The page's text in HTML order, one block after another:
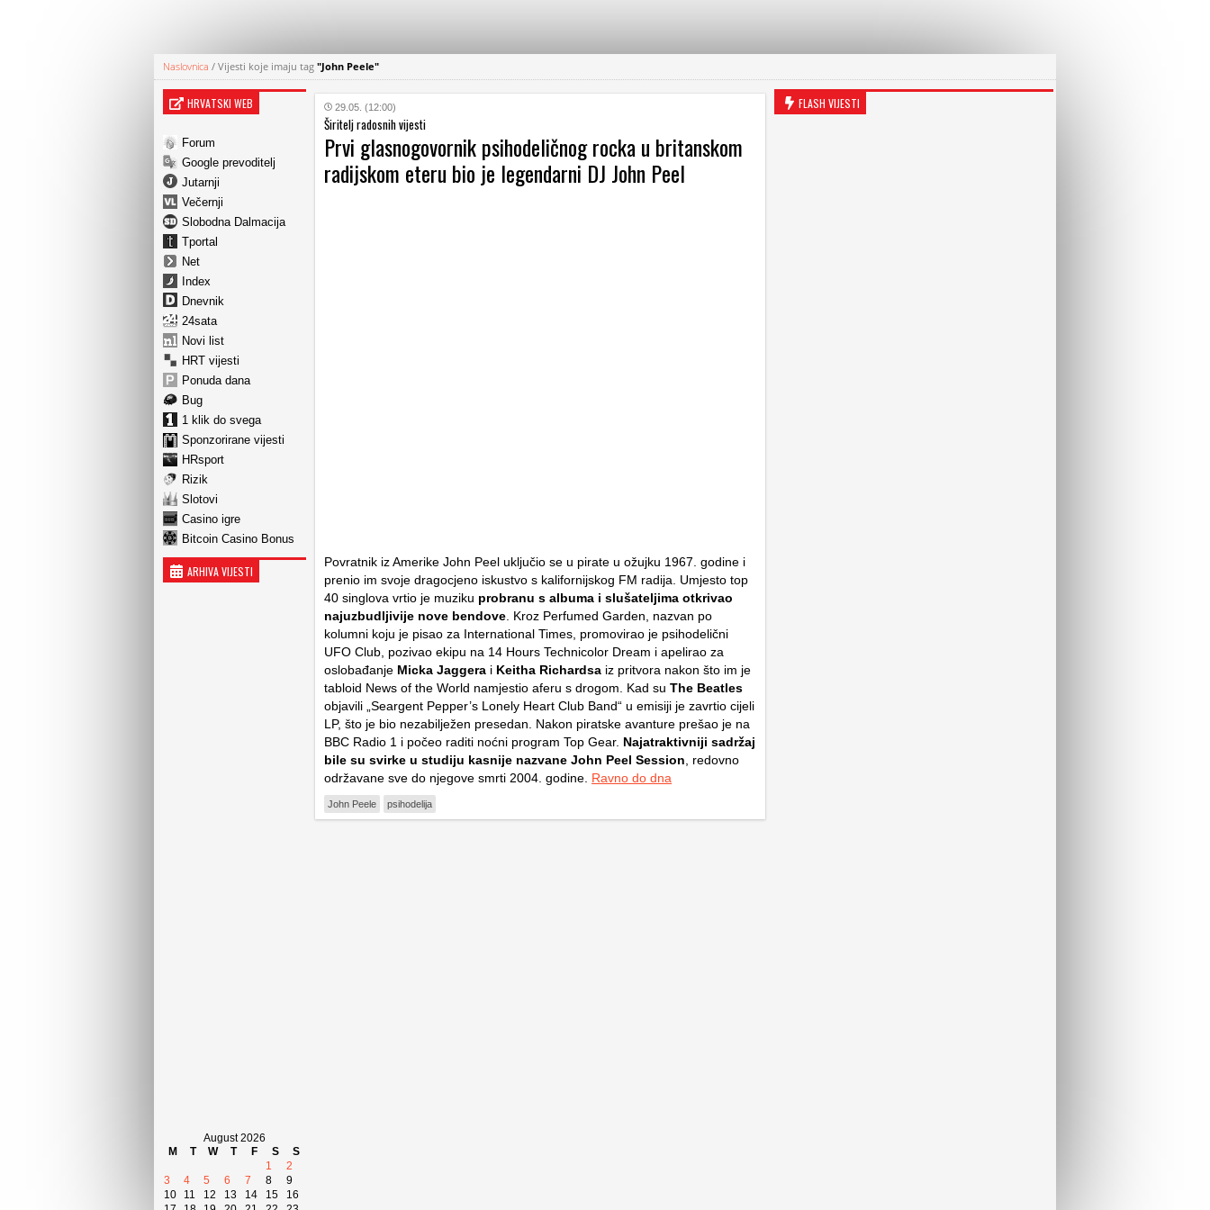
Naslovnica / Vijesti koje imaju tag "John Peele"
HRVATSKI WEB
Forum
Google prevoditelj
Jutarnji
Večernji
Slobodna Dalmacija
Tportal
Net
Index
Dnevnik
24sata
Novi list
HRT vijesti
Ponuda dana
Bug
1 klik do svega
Sponzorirane vijesti
HRsport
Rizik
Slotovi
Casino igre
Bitcoin Casino Bonus
ARHIVA VIJESTI
August 2026
M
T W T F S
S
1
2
3
4 5 6 7 8
9
10
11 12 13 14 15
16
29.05. (12:00)
Širitelj radosnih vijesti
Prvi glasnogovornik psihodeličnog rocka u britanskom
radijskom eteru bio je legendarni DJ John Peel
Povratnik iz Amerike John Peel uključio se u pirate u ožujku 1967. godine i
prenio im svoje dragocjeno iskustvo s kalifornijskog FM radija. Umjesto top
40 singlova vrtio je muziku probranu s albuma i slušateljima otkrivao
najuzbudljivije nove bendove . Kroz Perfumed Garden, nazvan po
kolumni koju je pisao za International Times, promovirao je psihodelični
UFO Club, pozivao ekipu na 14 Hours Technicolor Dream i apelirao za
oslobađanje Micka Jaggera i Keitha Richardsa iz pritvora nakon što im je
tabloid News of the World namjestio aferu s drogom. Kad su The Beatles
objavili „Seargent Pepper’s Lonely Heart Club Band“ u emisiji je zavrtio cijeli
LP, što je bio nezabilježen presedan. Nakon piratske avanture prešao je na
BBC Radio 1 i počeo raditi noćni program Top Gear. Najatraktivniji sadržaj
bile su svirke u studiju kasnije nazvane John Peel Session , redovno
održavane sve do njegove smrti 2004. godine. Ravno do dna
John Peele psihodelija
FLASH VIJESTI